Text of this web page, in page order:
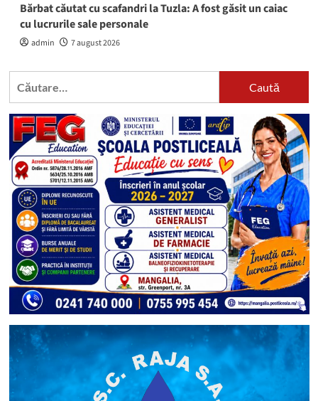
Bărbat căutat cu scafandri la Tuzla: A fost găsit un caiac
cu lucrurile sale personale
admin 7 august 2026
Caută